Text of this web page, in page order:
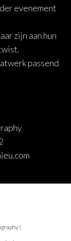
evenement
zijn aan hun
passend
|